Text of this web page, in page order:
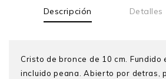
Descripción Detalles
Cristo de bronce de 10 cm. Fundido
incluido peana. Abierto por detras,